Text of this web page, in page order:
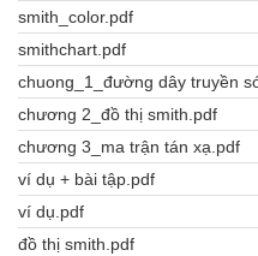
smith_color.pdf
smithchart.pdf
chuong_1_đường dây truyền
chương 2_đồ thị smith.pdf
chương 3_ma trận tán xạ.pdf
ví dụ + bài tập.pdf
ví dụ.pdf
đồ thị smith.pdf